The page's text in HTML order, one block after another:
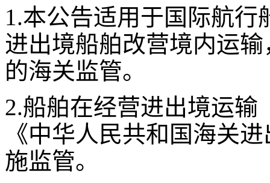
1.本公告适用于国际航
进出境船舶改营境内运
的海关监管。
2.船舶在经营进出境运输
《中华人民共和国海关
施监管。